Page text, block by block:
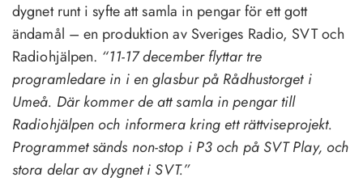
dygnet runt i syfte att samla in pengar för ett gott
ändamål – en produktion av Sveriges Radio, SVT och
Radiohjälpen. “11-17 december flyttar tre
programledare in i en glasbur på Rådhustorget i
Umeå. Där kommer de att samla in pengar till
Radiohjälpen och informera kring ett rättviseprojekt.
Programmet sänds non-stop i P3 och på SVT Play, och
stora delar av dygnet i SVT.”